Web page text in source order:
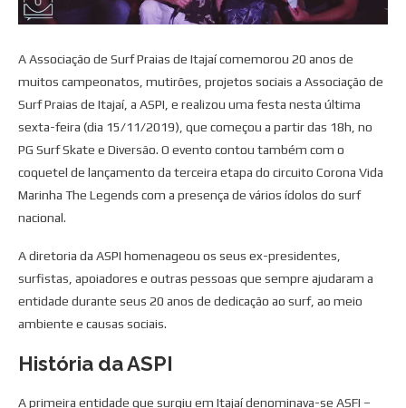
A Associação de Surf Praias de Itajaí comemorou 20 anos de
muitos campeonatos, mutirões, projetos sociais a Associação de
Surf Praias de Itajaí, a ASPI, e realizou uma festa nesta última
sexta-feira (dia 15/11/2019), que começou a partir das 18h, no
PG Surf Skate e Diversão. O evento contou também com o
coquetel de lançamento da terceira etapa do circuito Corona Vida
Marinha The Legends com a presença de vários ídolos do surf
nacional.
A diretoria da ASPI homenageou os seus ex-presidentes,
surfistas, apoiadores e outras pessoas que sempre ajudaram a
entidade durante seus 20 anos de dedicação ao surf, ao meio
ambiente e causas sociais.
História da ASPI
A primeira entidade que surgiu em Itajaí denominava-se ASFI –